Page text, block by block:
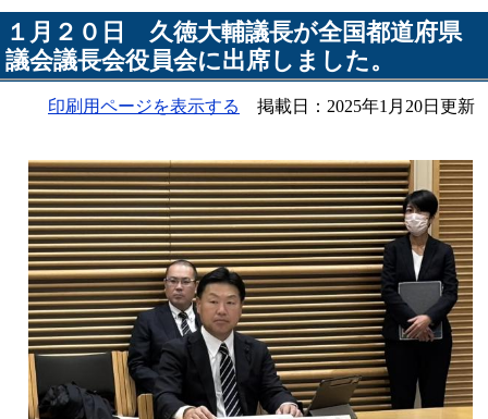
１月２０日 久徳大輔議長が全国都道府県
議会議長会役員会に出席しました。
印刷用ページを表示する 掲載日：2025年1月20日更新